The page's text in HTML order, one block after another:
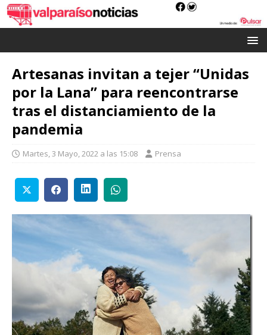
Artesanas invitan a tejer “Unidas
por la Lana” para reencontrarse
tras el distanciamiento de la
pandemia
Martes, 3 Mayo, 2022 a las 15:08 Prensa